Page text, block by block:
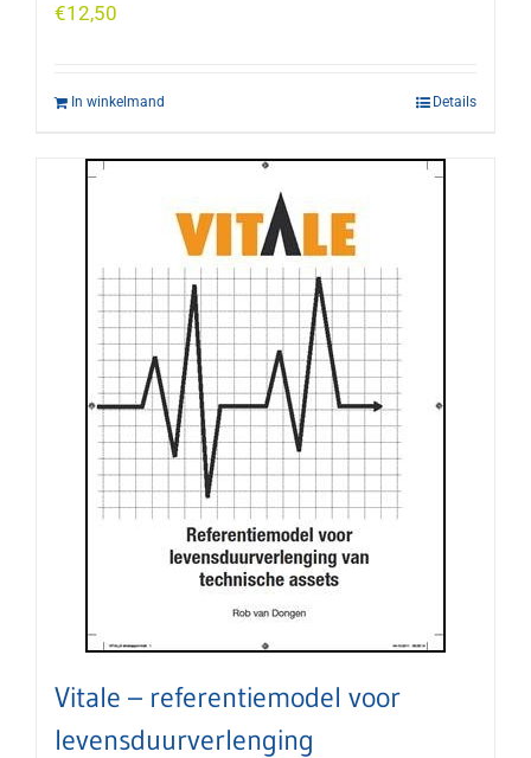
€12,50
In winkelmand Details
Vitale – referentiemodel voor
levensduurverlenging